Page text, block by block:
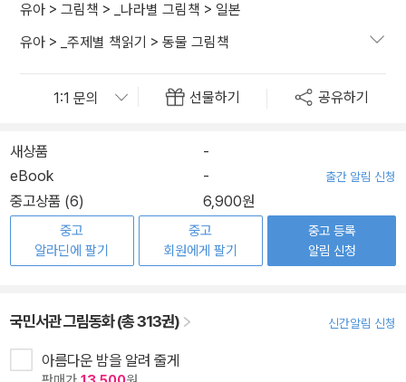
유아 > 그림책 > _나라별 그림책 > 일본
유아 > _주제별 책읽기 > 동물 그림책
선물하기 공유하기
새상품
-
eBook
- 출간 알림 신청
중고상품 (6) 6,900원
중고
알라딘에 팔기
중고
회원에게 팔기
중고 등록
알림 신청
국민서관 그림동화 (총 313권) 신간알림 신청
아름다운 밤을 알려 줄게